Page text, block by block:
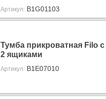
Артикул: B1G01103
Тумба прикроватная Filo с
2 ящиками
Артикул: B1E07010